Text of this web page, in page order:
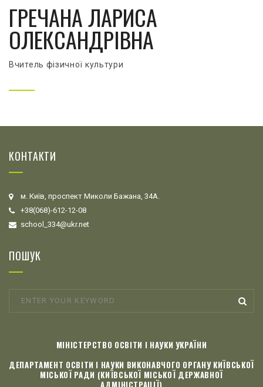
ГРЕЧАНА ЛАРИСА
ОЛЕКСАНДРІВНА
Вчитель фізичної культури
КОНТАКТИ
м. Київ, проспект Миколи Бажана, 34А.
+38(068)-612-12-08
school_334@ukr.net
ПОШУК
МІНІСТЕРСТВО ОСВІТИ І НАУКИ УКРАЇНИ
ДЕПАРТАМЕНТ ОСВІТИ І НАУКИ ВИКОНАВЧОГО ОРГАНУ КИЇВСЬКОЇ
МІСЬКОЇ РАДИ (КИЇВСЬКОЇ МІСЬКОЇ ДЕРЖАВНОЇ
АДМІНІСТРАЦІЇ)